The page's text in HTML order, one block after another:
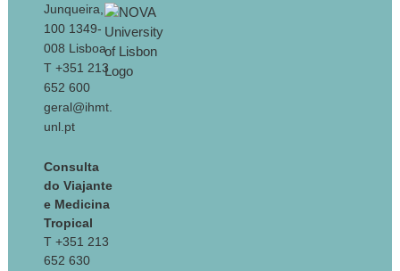
Junqueira,
100 1349-
008 Lisboa
T +351 213
652 600
geral@ihmt.
unl.pt
Consulta
do Viajante
e Medicina
Tropical
T +351 213
652 630